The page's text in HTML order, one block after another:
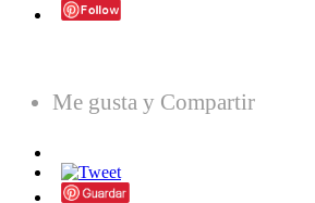
Me gusta y Compartir